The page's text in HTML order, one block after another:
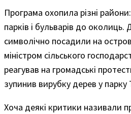
Програма охопила різні
парків і бульварів до
символічно посадили на
міністром сільського
реагував на громадські
зупинив вирубку дерев у парку
Хоча деякі критики називали